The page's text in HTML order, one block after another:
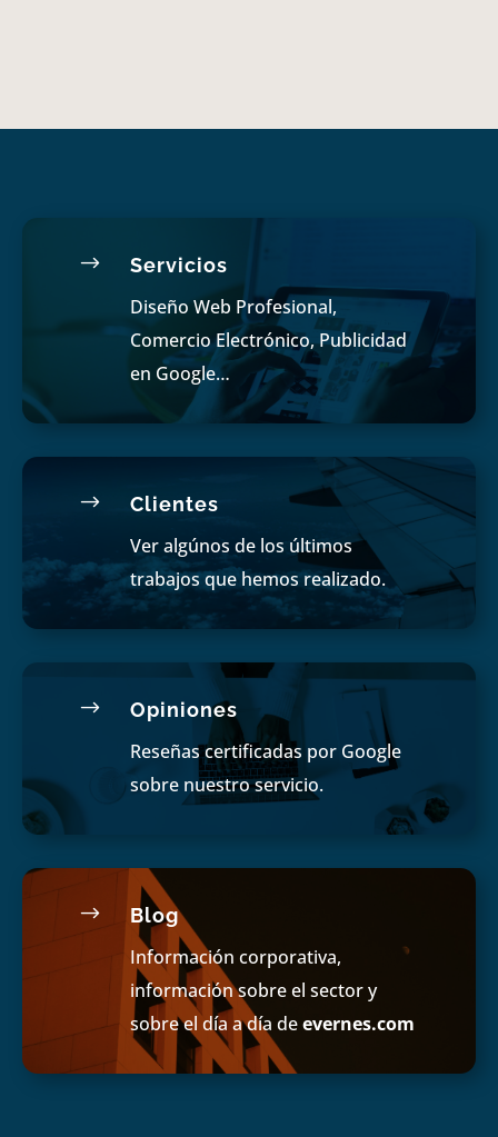
$ Servicios
Diseño Web Profesional,
Comercio Electrónico, Publicidad
en Google…
$ Clientes
Ver algúnos de los últimos
trabajos que hemos realizado.
$ Opiniones
Reseñas certificadas por Google
sobre nuestro servicio.
$ Blog
Información corporativa,
información sobre el sector y
sobre el día a día deevernes.com